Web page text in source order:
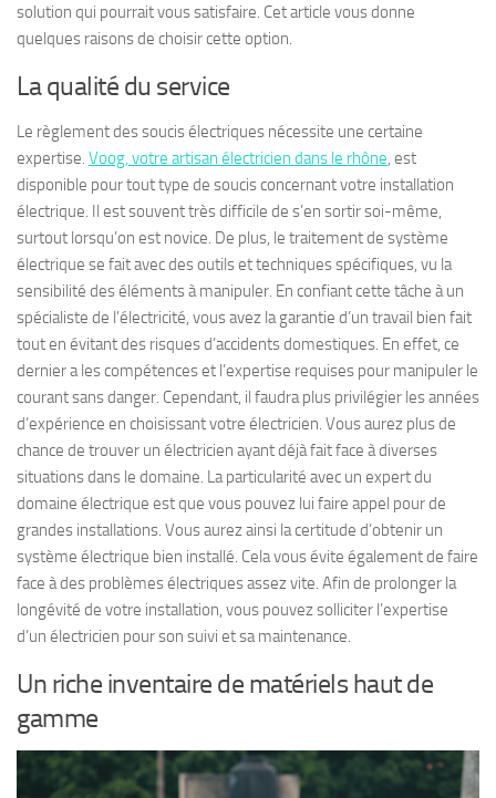
solution qui pourrait vous satisfaire. Cet article vous donne
quelques raisons de choisir cette option.
La qualité du service
Le règlement des soucis électriques nécessite une certaine
expertise. Voog, votre artisan électricien dans le rhône, est
disponible pour tout type de soucis concernant votre installation
électrique. Il est souvent très difficile de s’en sortir soi-même,
surtout lorsqu’on est novice. De plus, le traitement de système
électrique se fait avec des outils et techniques spécifiques, vu la
sensibilité des éléments à manipuler. En confiant cette tâche à un
spécialiste de l’électricité, vous avez la garantie d’un travail bien fait
tout en évitant des risques d’accidents domestiques. En effet, ce
dernier a les compétences et l’expertise requises pour manipuler le
courant sans danger. Cependant, il faudra plus privilégier les années
d’expérience en choisissant votre électricien. Vous aurez plus de
chance de trouver un électricien ayant déjà fait face à diverses
situations dans le domaine. La particularité avec un expert du
domaine électrique est que vous pouvez lui faire appel pour de
grandes installations. Vous aurez ainsi la certitude d’obtenir un
système électrique bien installé. Cela vous évite également de faire
face à des problèmes électriques assez vite. Afin de prolonger la
longévité de votre installation, vous pouvez solliciter l’expertise
d’un électricien pour son suivi et sa maintenance.
Un riche inventaire de matériels haut de
gamme